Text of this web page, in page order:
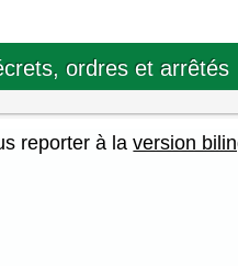
ordres et arrêtés
reporter à laversion